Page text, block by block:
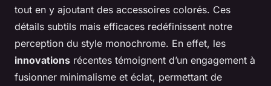
tout en y ajoutant des accessoires colorés. Ces
détails subtils mais efficaces redéfinissent notre
perception du style monochrome. En effet, les
innovations récentes témoignent d’un engagement à
fusionner minimalisme et éclat, permettant de